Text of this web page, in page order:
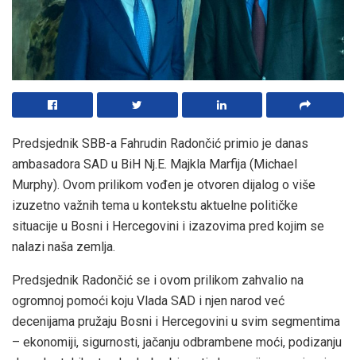
Predsjednik SBB-a Fahrudin Radončić primio je danas
ambasadora SAD u BiH Nj.E. Majkla Marfija (Michael
Murphy). Ovom prilikom vođen je otvoren dijalog o više
izuzetno važnih tema u kontekstu aktuelne političke
situacije u Bosni i Hercegovini i izazovima pred kojim se
nalazi naša zemlja.
Predsjednik Radončić se i ovom prilikom zahvalio na
ogromnoj pomoći koju Vlada SAD i njen narod već
decenijama pružaju Bosni i Hercegovini u svim segmentima
– ekonomiji, sigurnosti, jačanju odbrambene moći, podizanju